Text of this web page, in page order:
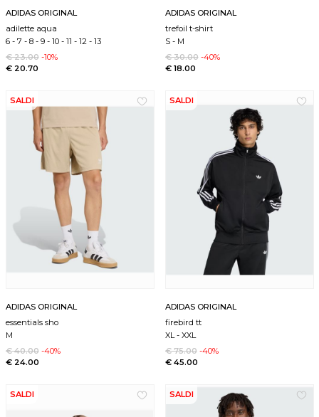
ADIDAS ORIGINAL
adilette aqua
6 -7 -8 -9 -10 -11 -12 -13
€ 23.00 -10%
€ 20.70
ADIDAS ORIGINAL
trefoil t-shirt
S -M
€ 30.00 -40%
€ 18.00
SALDI
ADIDAS ORIGINAL
essentials sho
M
€ 40.00 -40%
€ 24.00
SALDI
ADIDAS ORIGINAL
firebird tt
XL -XXL
€ 75.00 -40%
€ 45.00
SALDI SALDI